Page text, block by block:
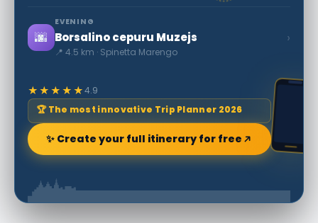
🌆
EVENING
Borsalino cepuru Muzejs
📍 4.5 km · Spinetta Marengo
›
★★★★★4.9
🏆 The most innovative Trip Planner 2026
✨ Create your full itinerary for free